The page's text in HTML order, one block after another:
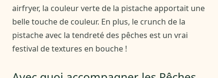
airfryer, la couleur verte de la pistache apportait une
belle touche de couleur. En plus, le crunch de la
pistache avec la tendreté des pêches est un vrai
festival de textures en bouche !